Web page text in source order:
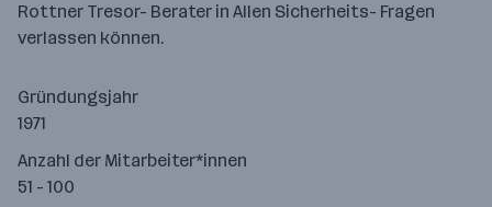
Rottner Tresor- Berater in Allen Sicherheits- Fragen
verlassen können.
Gründungsjahr
1971
Anzahl der Mitarbeiter*innen
51 - 100